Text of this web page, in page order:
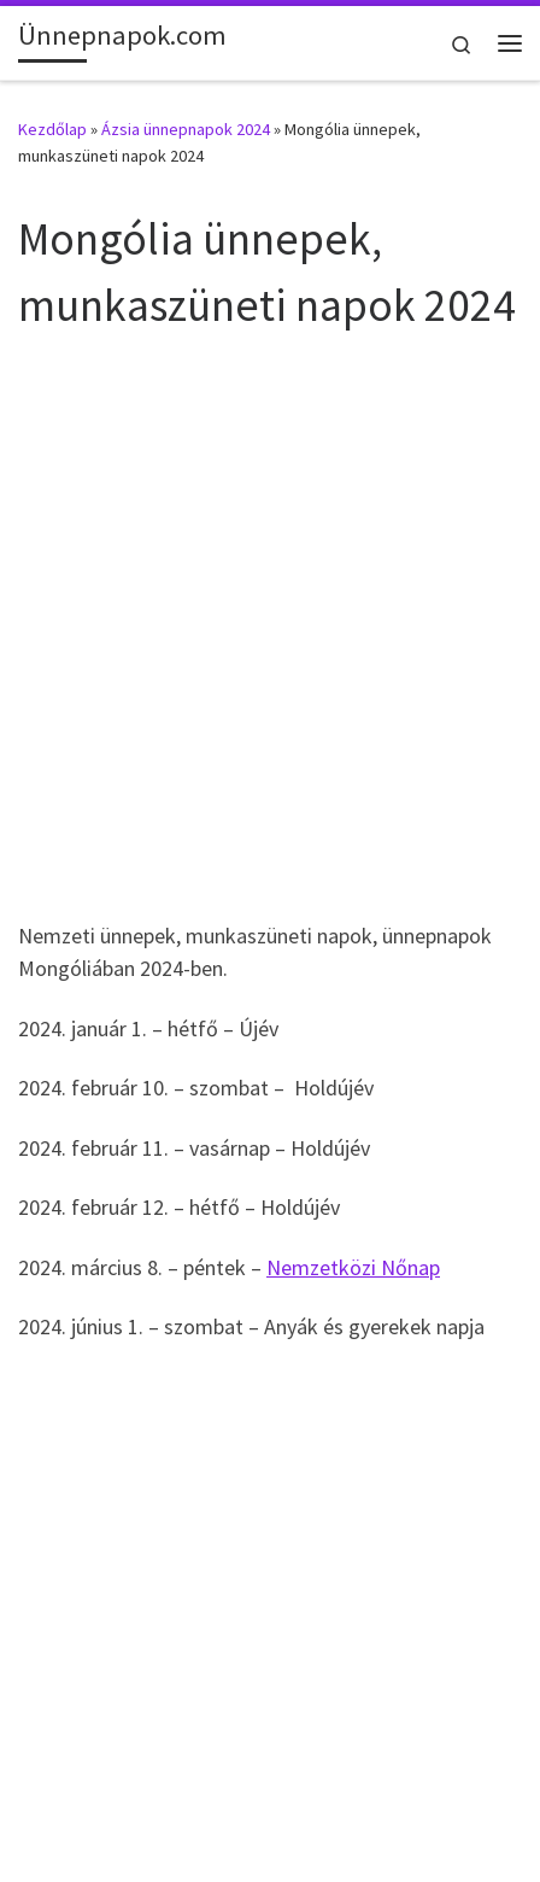
Skip to content
Ünnepnapok.com
Search
Kezdőlap »Ázsia ünnepnapok 2024»Mongólia ünnepek,
munkaszüneti napok 2024
Mongólia ünnepek,
munkaszüneti napok 2024
Nemzeti ünnepek, munkaszüneti napok, ünnepnapok
Mongóliában 2024-ben.
2024. január 1. – hétfő – Újév
2024. február 10. – szombat – Holdújév
2024. február 11. – vasárnap – Holdújév
2024. február 12. – hétfő – Holdújév
2024. március 8. – péntek – Nemzetközi Nőnap
2024. június 1. – szombat – Anyák és gyerekek napja